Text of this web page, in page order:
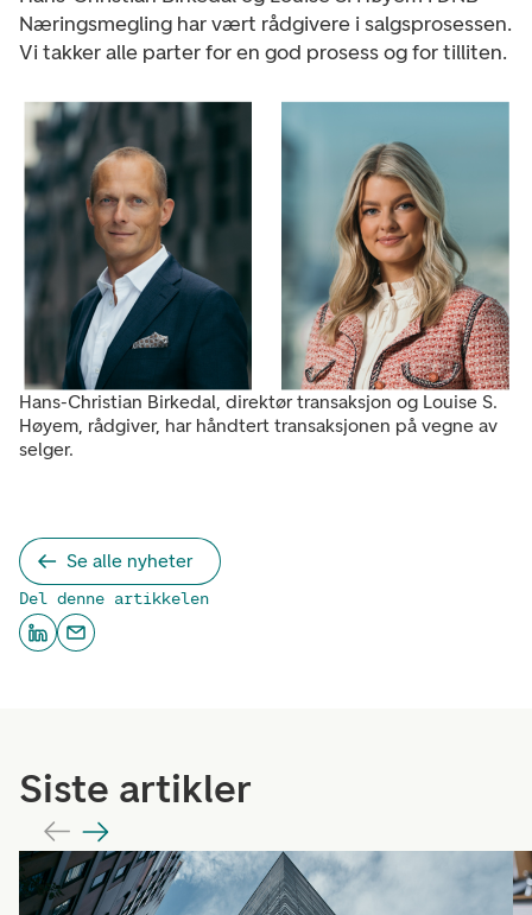
Næringsmegling har vært rådgivere i salgsprosessen.
Vi takker alle parter for en god prosess og for tilliten.
Hans-Christian Birkedal, direktør transaksjon og Louise S.
Høyem, rådgiver, har håndtert transaksjonen på vegne av
selger.
Se alle nyheter
Del denne artikkelen
Siste artikler